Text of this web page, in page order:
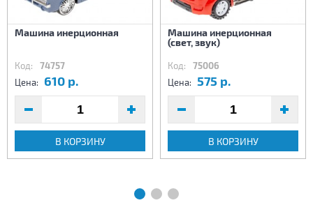
Машина инерционная
Код: 74757
Цена: 610 р.
В КОРЗИНУ
Машина инерционная
(свет, звук)
Код: 75006
Цена: 575 р.
В КОРЗИНУ